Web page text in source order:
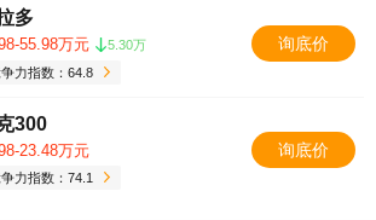
多
55.98万元
5.30万
力指数：64.8
询底价
300
23.48万元
力指数：74.1
询底价